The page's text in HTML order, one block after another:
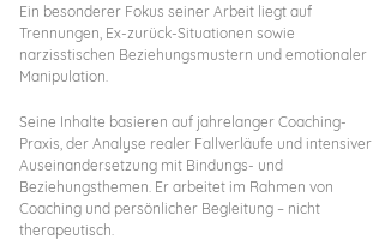
Ein besonderer Fokus seiner Arbeit liegt auf
Trennungen, Ex-zurück-Situationen sowie
narzisstischen Beziehungsmustern und emotionaler
Manipulation.
Seine Inhalte basieren auf jahrelanger Coaching-
Praxis, der Analyse realer Fallverläufe und intensiver
Auseinandersetzung mit Bindungs- und
Beziehungsthemen. Er arbeitet im Rahmen von
Coaching und persönlicher Begleitung – nicht
therapeutisch.